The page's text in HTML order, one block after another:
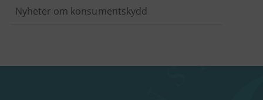
Nyheter om konsumentskydd